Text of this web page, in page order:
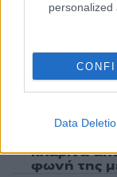
personalized
Data
Πιο
Συγκίνηση
κλαρίνα
φωνή της